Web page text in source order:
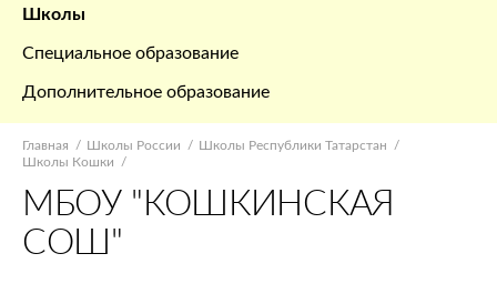
Школы
Специальное образование
Дополнительное образование
Главная Школы России
Школы Республики Татарстан
Школы Кошки
МБОУ "КОШКИНСКАЯ
СОШ"